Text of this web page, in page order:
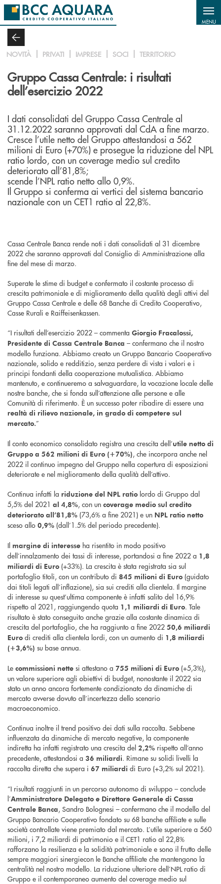
Salta al contenuto principale
MENU
NOVITÀ PRIVATI IMPRESE SOCI TERRITORIO
Gruppo Cassa Centrale: i risultati
dell’esercizio 2022
I dati consolidati del Gruppo Cassa Centrale al
31.12.2022 saranno approvati dal CdA a fine marzo.
Cresce l’utile netto del Gruppo attestandosi a 562
milioni di Euro (+70%) e prosegue la riduzione del NPL
ratio lordo, con un coverage medio sul credito
deteriorato all’81,8%;
scende l’NPL ratio netto allo 0,9%.
Il Gruppo si conferma ai vertici del sistema bancario
nazionale con un CET1 ratio al 22,8%.
Cassa Centrale Banca rende noti i dati consolidati al 31 dicembre
2022 che saranno approvati dal Consiglio di Amministrazione alla
fine del mese di marzo.
Superate le stime di budget e confermato il costante processo di
crescita patrimoniale e di miglioramento della qualità degli attivi del
Gruppo Cassa Centrale e delle 68 Banche di Credito Cooperativo,
Casse Rurali e Raiffeisenkassen.
“I risultati dell’esercizio 2022 – commenta Giorgio Fracalossi,
Presidente di Cassa Centrale Banca – confermano che il nostro
modello funziona. Abbiamo creato un Gruppo Bancario Cooperativo
nazionale, solido e redditizio, senza perdere di vista i valori e i
principi fondanti della cooperazione mutualistica. Abbiamo
mantenuto, e continueremo a salvaguardare, la vocazione locale delle
nostre banche, che si fonda sull’attenzione alle persone e alle
Comunità di riferimento. È un successo poter ribadire di essere una
realtà di rilievo nazionale, in grado di competere sul
mercato.”
Il conto economico consolidato registra una crescita dell’utile netto di
Gruppo a 562 milioni di Euro (+70%), che incorpora anche nel
2022 il continuo impegno del Gruppo nella copertura di esposizioni
deteriorate e nel miglioramento della qualità dell’attivo.
Continua infatti la riduzione del NPL ratio lordo di Gruppo dal
5,5% del 2021 al 4,8%, con un coverage medio sul credito
deteriorato all’81,8% (73,6% a fine 2021) e un NPL ratio netto
sceso allo 0,9% (dall’1.5% del periodo precedente).
Il margine di interesse ha risentito in modo positivo
dell’innalzamento dei tassi di interesse, portandosi a fine 2022 a 1,8
miliardi di Euro (+33%). La crescita è stata registrata sia sul
portafoglio titoli, con un contributo di 845 milioni di Euro (guidato
dai titoli legati all’inflazione), sia sui crediti alla clientela. Il margine
di interesse su quest’ultima componente è infatti salito del 16,9%
rispetto al 2021, raggiungendo quota 1,1 miliardi di Euro. Tale
risultato è stato conseguito anche grazie alla costante dinamica di
crescita del portafoglio, che ha raggiunto a fine 2022 50,6 miliardi
Euro di crediti alla clientela lordi, con un aumento di 1,8 miliardi
(+3,6%) su base annua.
Le commissioni nette si attestano a 755 milioni di Euro (+5,3%),
un valore superiore agli obiettivi di budget, nonostante il 2022 sia
stato un anno ancora fortemente condizionato da dinamiche di
mercato avverse dovuto all’incertezza dello scenario
macroeconomico.
Continua inoltre il trend positivo dei dati sulla raccolta. Sebbene
influenzata da dinamiche di mercato negative, la componente
indiretta ha infatti registrato una crescita del 2,2% rispetto all’anno
precedente, attestandosi a 36 miliardi. Rimane su solidi livelli la
raccolta diretta che supera i 67 miliardi di Euro (+3,2% sul 2021).
“I risultati raggiunti in un percorso autonomo di sviluppo – conclude
l’Amministratore Delegato e Direttore Generale di Cassa
Centrale Banca, Sandro Bolognesi – confermano che il modello del
Gruppo Bancario Cooperativo fondato su 68 banche affiliate e sulle
società controllate viene premiato dal mercato. L’utile superiore a 560
milioni, i 7,2 miliardi di patrimonio e il CET1 ratio al 22,8%
rafforzano la resilienza e la solidità patrimoniale e sono il frutto delle
sempre maggiori sinergiecon le Banche affiliate che mantengono la
centralità nel nostro modello. La riduzione ulteriore dell’NPL ratio di
Gruppo e il contemporaneo aumento del coverage medio sul